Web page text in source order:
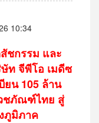
10:34
ชกรรม และ
ท จีพีโอ เมดีซ
ยน 105 ล้าน
ชภัณฑ์ไทย สู่
ภูมิภาค